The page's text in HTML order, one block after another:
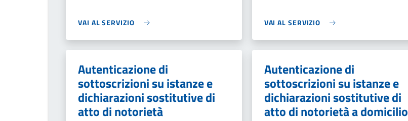
VAI AL SERVIZIO VAI AL SERVIZIO
Autenticazione di
sottoscrizioni su istanze e
dichiarazioni sostitutive di
atto di notorietà
Autenticazione di
sottoscrizioni su istanze e
dichiarazioni sostitutive di
atto di notorietà a domicilio